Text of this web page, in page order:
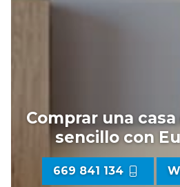
Comprar una
sencillo con
669 841 134